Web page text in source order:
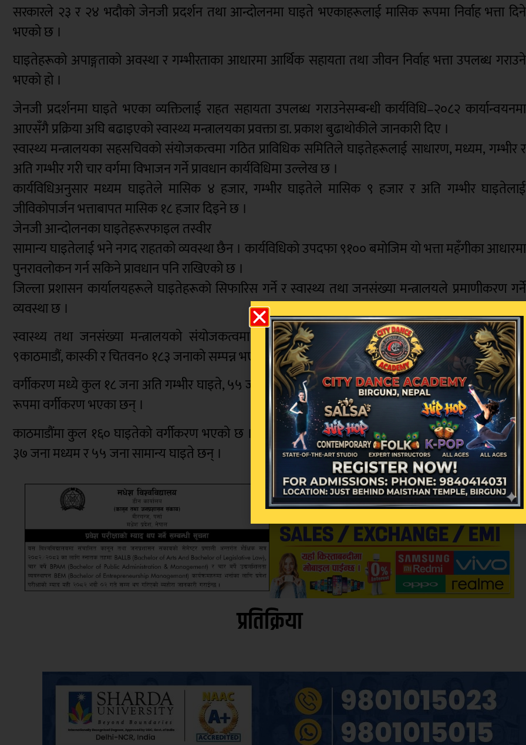
सरकारले २३ र २४ भदौको जेनजी प्रदर्शन तथा आन्दोलनमा घाइते भएकाहरूलाई मासिक रूपमा निर्वाह भत्ता दिने
भएको छ ।
घाइतेहरूको अपाङ्गताको अवस्था र गम्भीरताका आधारमा आर्थिक सहायता तथा जीवन निर्वाह भत्ता उपलब्ध गराउने
भएको हो ।
जेनजी प्रदर्शनमा घाइते भएका व्यक्तिलाई राहत सहायता उपलब्ध गराउनेसम्बन्धी कार्यविधि–२०८२ कार्यान्वयनमा
आएसँगै प्रक्रिया अघि बढाइएको स्वास्थ्य मन्त्रालयका प्रवक्ता डा. प्रकाश बुढाथोकीले जानकारी दिए ।
स्वास्थ्य मन्त्रालयका सहसचिवको संयोजकत्वमा गठित प्राविधिक समितिले घाइतेहरूलाई साधारण, मध्यम, गम्भीर र
अति गम्भीर गरी चार वर्गमा विभाजन गर्ने प्रावधान कार्यविधिमा उल्लेख छ ।
कार्यविधिअनुसार मध्यम घाइतेले मासिक ४ हजार, गम्भीर घाइतेले मासिक ९ हजार र अति गम्भीर घाइतेलाई
जीविकोपार्जन भत्ताबापत मासिक १८ हजार दिइने छ ।
जेनजी आन्दोलनका घाइतेहरूरफाइल तस्वीर
सामान्य घाइतेलाई भने नगद राहतको व्यवस्था छैन । कार्यविधिको उपदफा ९१०० बमोजिम यो भत्ता महँगीका आधारमा
पुनरावलोकन गर्न सकिने प्रावधान पनि राखिएको छ ।
जिल्ला प्रशासन कार्यालयहरूले घाइतेहरूको सिफारिस गर्ने र स्वास्थ्य तथा जनसंख्या मन्त्रालयले प्रमाणीकरण गर्ने
व्यवस्था छ ।
स्वास्थ्य तथा जनसंख्या मन्त्रालयको संयोजकत्वमा भइरहेको घाइते वर्गीकरण २९ मंसिरसम्म तीन जिल्लाका
९काठमाडौं, कास्की र चितवन० १८३ जनाको सम्पन्न भएको छ ।
वर्गीकरण मध्ये कुल १८ जना अति गम्भीर घाइते, ५५ जना गम्भीर, ४० जना मध्यम घाइते र ७० जना सामान्य घाइतेको
रूपमा वर्गीकरण भएका छन् ।
काठमाडौंमा कुल १६० घाइतेको वर्गीकरण भएको छ । जसमध्ये १६ जना अति गम्भीर घाइते, ५२ जना गम्भीर घाइते,
३७ जना मध्यम र ५५ जना सामान्य घाइते छन् ।
प्रतिक्रिया